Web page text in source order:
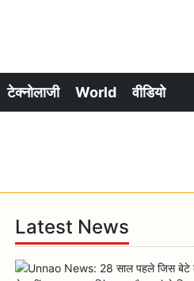
टेक्नोलाजी World वीडियो
Latest News